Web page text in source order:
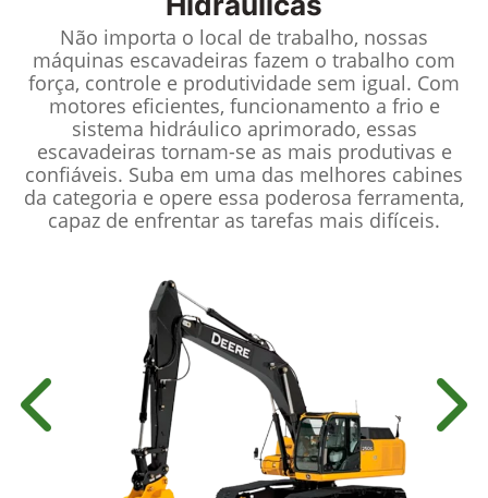
Não importa o local de trabalho, nossas
máquinas escavadeiras fazem o trabalho com
força, controle e produtividade sem igual. Com
motores eficientes, funcionamento a frio e
sistema hidráulico aprimorado, essas
escavadeiras tornam-se as mais produtivas e
confiáveis. Suba em uma das melhores cabines
da categoria e opere essa poderosa ferramenta,
capaz de enfrentar as tarefas mais difíceis.
Anterior